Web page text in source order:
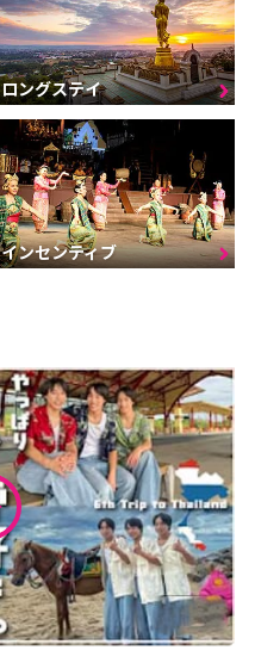
ロングステイ
インセンティブ